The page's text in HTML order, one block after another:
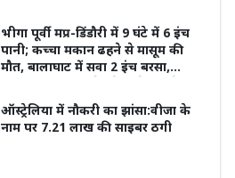
भीगा पूर्वी मप्र-डिंडौरी में 9 घंटे में 6 इंच
पानी; कच्चा मकान ढहने से मासूम की
मौत, बालाघाट में सवा 2 इंच बरसा,
ऑस्ट्रेलिया में नौकरी का झांसा:वीजा के
नाम पर 7.21 लाख की साइबर ठगी